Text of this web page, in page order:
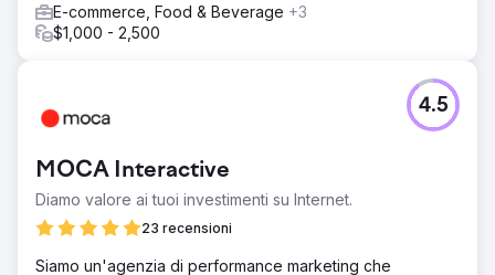
E-commerce, Food & Beverage +3
$1,000 - 2,500
MOCA Interactive
Diamo valore ai tuoi investimenti su Internet.
23 recensioni
4.5
Siamo un'agenzia di performance marketing che